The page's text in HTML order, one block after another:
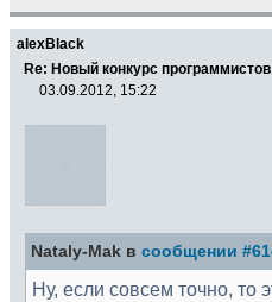
alexBlack
Re: Новый конкурс программистов
03.09.2012, 15:22
Nataly-Mak в сообщении
Ну, если совсем точно, то